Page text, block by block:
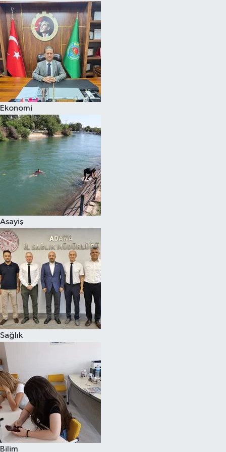
Ekonomi
Asayiş
Sağlık
Bilim